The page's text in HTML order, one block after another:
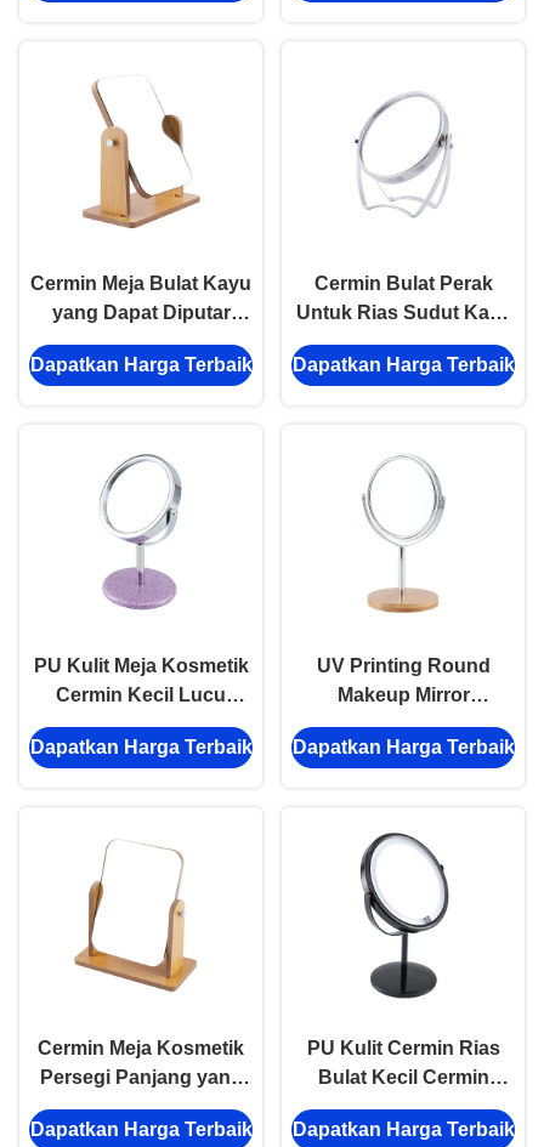
Cermin Meja Bulat Kayu
yang Dapat Diputar
Rectangle Double Sided
Makeup Mirror
Dapatkan Harga Terbaik
Cermin Bulat Perak
Untuk Rias Sudut Kaca
Cermin Dua Sisi yang
Dapat Diputar
Dapatkan Harga Terbaik
PU Kulit Meja Kosmetik
Cermin Kecil Lucu
Compact Mirror
Debossing Logo
Dapatkan Harga Terbaik
UV Printing Round
Makeup Mirror
Rotatable Dua Sisi
Cermin Kaca Laser
Dapatkan Harga Terbaik
Cermin Meja Kosmetik
Persegi Panjang yang
Dapat Diputar Cermin
Desktop Kayu Beech 9
Dapatkan Harga Terbaik
PU Kulit Cermin Rias
Bulat Kecil Cermin
Kosmetik Bulat yang
Dapat Diputar
Dapatkan Harga Terbaik